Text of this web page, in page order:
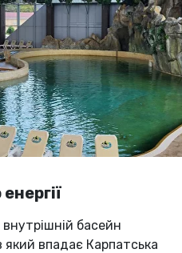
басейн
який впадає Карпатська